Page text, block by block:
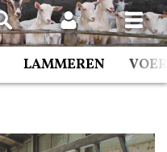
LAMMEREN